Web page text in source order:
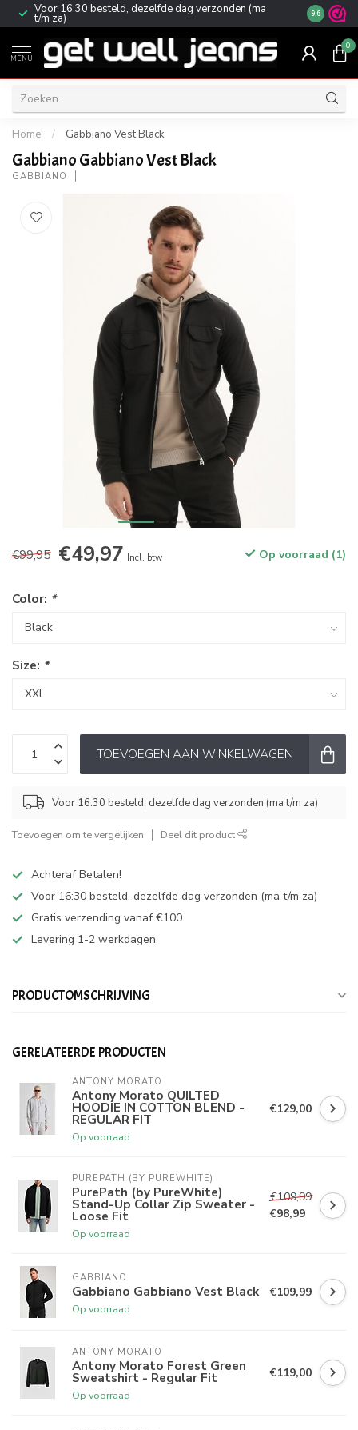
Voor 16:30 besteld, dezelfde dag verzonden (ma
t/m za) Gratis
9.6
MENU
0
Home / Gabbiano Vest Black
Gabbiano Gabbiano Vest Black
GABBIANO
€99,95 €49,97 Incl. btw Op voorraad (1)
Color: *
Size: *
TOEVOEGEN AAN WINKELWAGEN
Voor 16:30 besteld, dezelfde dag verzonden (ma t/m za)
Toevoegen om te vergelijken Deel dit product
Achteraf Betalen!
Voor 16:30 besteld, dezelfde dag verzonden (ma t/m za)
Gratis verzending vanaf €100
Levering 1-2 werkdagen
PRODUCTOMSCHRIJVING
GERELATEERDE PRODUCTEN
ANTONY MORATO
Antony Morato QUILTED
HOODIE IN COTTON BLEND -
REGULAR FIT
Op voorraad
€129,00
PUREPATH (BY PUREWHITE)
PurePath (by PureWhite)
Stand-Up Collar Zip Sweater -
Loose Fit
Op voorraad
€109,99
€98,99
GABBIANO
Gabbiano Gabbiano Vest Black
Op voorraad
€109,99
ANTONY MORATO
Antony Morato Forest Green
Sweatshirt - Regular Fit
Op voorraad
€119,00